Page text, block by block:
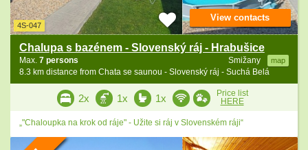
4S-047
Chalupa s bazénem - Slovenský ráj - Hrabušice
Smižany map
Max. 7 persons
8.3 km distance from Chata se saunou - Slovenský ráj - Suchá Belá
View contacts
2x 1x 1x
Price list
HERE
„"Chaloupka na krok od ráje" - Užite si ráj v Slovenském ráji“